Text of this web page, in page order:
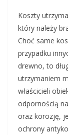
Koszty
który należy
Choć same
przypadku
drewno, to
utrzymaniem
właścicieli
odpornością
oraz korozję,
ochrony